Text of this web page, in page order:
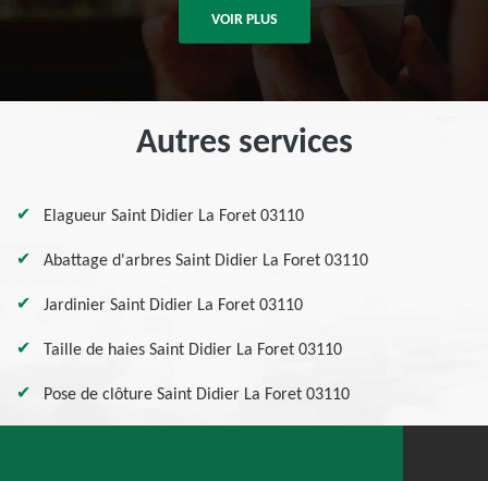
VOIR PLUS
Autres services
Elagueur Saint Didier La Foret 03110
Abattage d'arbres Saint Didier La Foret 03110
Jardinier Saint Didier La Foret 03110
Taille de haies Saint Didier La Foret 03110
Pose de clôture Saint Didier La Foret 03110